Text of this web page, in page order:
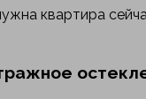
квартира